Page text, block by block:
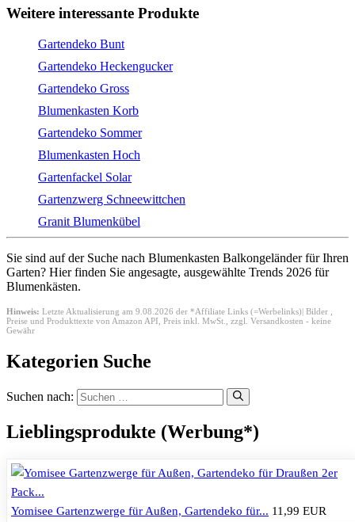
Weitere interessante Produkte
Gartendeko Bunt
Gartendeko Heckengucker
Gartendeko Gross
Blumenkasten Korb
Gartendeko Sommer
Blumenkasten Hoch
Gartenfackel Solar
Gartenzwerg Schneewittchen
Granit Blumenkübel
Sie sind auf der Suche nach Blumenkasten Balkongeländer für Ihren
Garten? Hier finden Sie angesagte, ausgewählte Trends 2026 für
Blumenkästen.
Hinweis: Letzte Aktualisierung am 9.08.2026 der *Affiliate Links (=Werbelinks)| Bilder ,
Preise und Produkttexte von Amazon API, Preis inkl. MwSt., zzgl. Versandkosten - keine
Gewähr
Kategorien Suche
Suchen nach:
Lieblingsprodukte (Werbung*)
Yomisee Gartenzwerge für Außen, Gartendeko für... 11,99 EUR